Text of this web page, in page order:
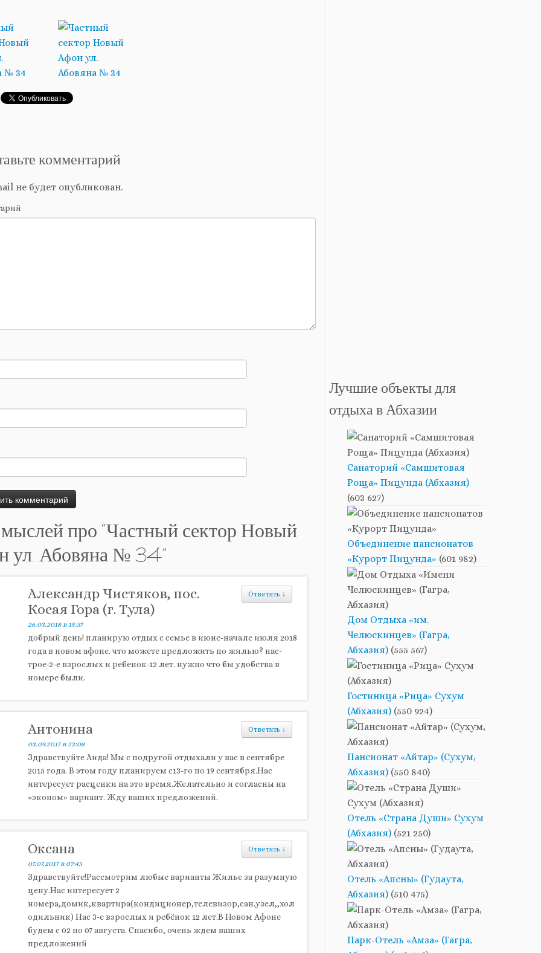
комментарий
не будет опубликован.
про “Частный сектор Новый
ул. Абовяна № 34”
Ответить ↓
Александр Чистяков, пос.
Косая Гора (г. Тула)
26.03.2018 в 15:37
добрый день! планирую отдых с семье в июне-начале июля 2018
года в новом афоне. что можете предложить по жилью? нас-
трое-2-е взрослых и ребенок-12 лет. нужно что бы удобства в
номере были.
Ответить ↓
Антонина
03.09.2017 в 23:08
Здравствуйте Аида! Мы с подругой отдыхали у вас в сентябре
2015 года. В этом году планируем с13-го по 19 сентября.Нас
интересует расценки на это время.Желательно и согласны на
«эконом» вариант. Жду ваших предложений.
Ответить ↓
Оксана
07.07.2017 в 07:43
Здравствуйте!Рассмотрим любые варианты Жилье за разумную
цену.Нас интересует 2
номера,домик,квартира(кондиционер,телевизор,сан.узел,,хол
одильник) Нас 3-е взрослых и ребёнок 12 лет.В Новом Афоне
будем с 02 по 07 августа. Спасибо, очень ждем ваших
предложений
Лучшие объекты для
отдыха в Абхазии
Санаторий «Самшитовая
Роща» Пицунда (Абхазия)
(603 627)
Объединение пансионатов
«Курорт Пицунда» (601 982)
Дом Отдыха «им.
Челюскинцев» (Гагра,
Абхазия) (555 567)
Гостиница «Рица» Сухум
(Абхазия) (550 924)
Пансионат «Айтар» (Сухум,
Абхазия) (550 840)
Отель «Страна Души» Сухум
(Абхазия) (521 250)
Отель «Апсны» (Гудаута,
Абхазия) (510 475)
Парк-Отель «Амза» (Гагра,